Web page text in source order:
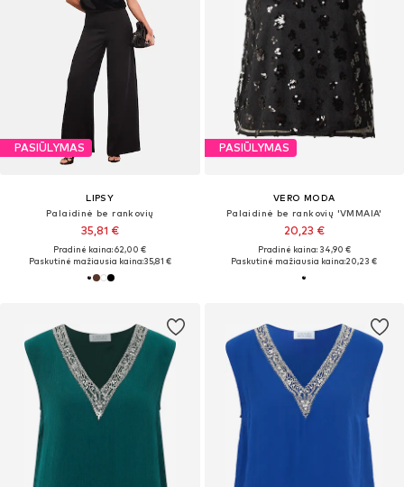
PASIŪLYMAS
LIPSY
Palaidinė be rankovių
35,81 €
Pradinė kaina: 62,00 €
Paskutinė mažiausia kaina:35,81 €
PASIŪLYMAS
VERO MODA
Palaidinė be rankovių 'VMMAIA'
20,23 €
Pradinė kaina: 34,90 €
Paskutinė mažiausia kaina:20,23 €